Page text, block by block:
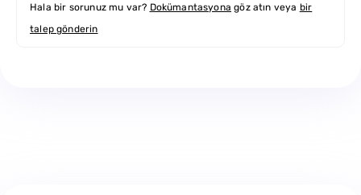
Hala bir sorunuz mu var? Dokümantasyona göz atın veya bir
talep gönderin